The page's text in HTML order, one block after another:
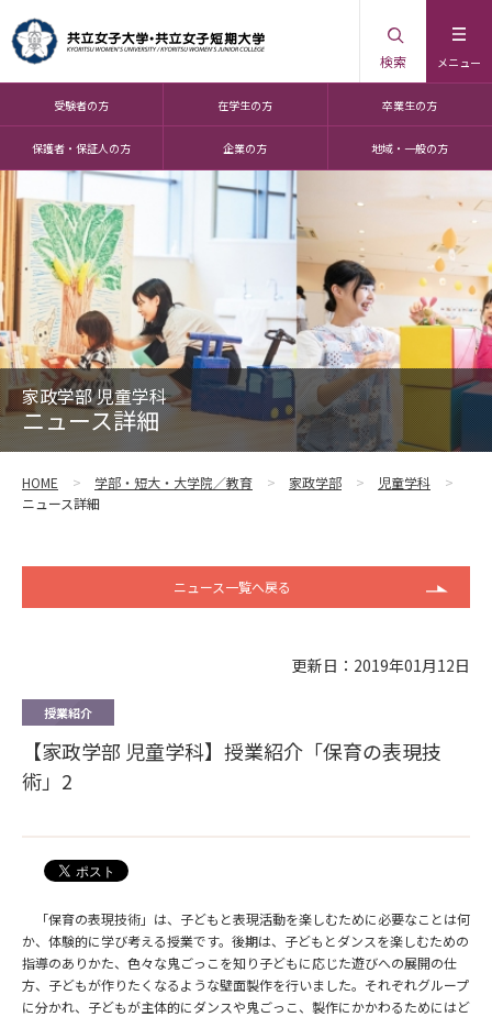
メニュー
検索
受験者の方 在学生の方 卒業生の方
保護者・保証人の方 企業の方 地域・一般の方
家政学部 児童学科
ニュース詳細
HOME 学部・短大・大学院／教育 家政学部
児童学科
ニュース詳細
ニュース一覧へ戻る
更新日：2019年01月12日
授業紹介
【家政学部 児童学科】授業紹介「保育の表現技
術」2
「保育の表現技術」は、子どもと表現活動を楽しむために必要なことは何
か、体験的に学び考える授業です。後期は、子どもとダンスを楽しむための
指導のありかた、色々な鬼ごっこを知り子どもに応じた遊びへの展開の仕
方、子どもが作りたくなるような壁面製作を行いました。それぞれグループ
に分かれ、子どもが主体的にダンスや鬼ごっこ、製作にかかわるためにはど